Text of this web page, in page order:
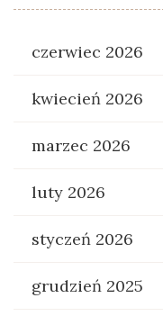
czerwiec 2026
kwiecień 2026
marzec 2026
luty 2026
styczeń 2026
grudzień 2025